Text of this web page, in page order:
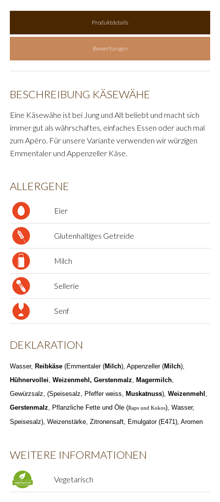
Produktdetails
Bewertungen
BESCHREIBUNG KÄSEWÄHE
Eine Käsewähe ist bei Jung und Alt beliebt und macht sich
immer gut als währschaftes, einfaches Essen oder auch mal
zum Apéro. Für unsere Variante verwenden wir würzigen
Emmentaler und Appenzeller Käse.
ALLERGENE
Eier
Glutenhaltiges Getreide
Milch
Sellerie
Senf
DEKLARATION
Wasser, Reibkäse (Emmentaler (Milch), Appenzeller (Milch),
Hühnervollei, Weizenmehl, Gerstenmalz, Magermilch,
Gewürzsalz, (Speisesalz, Pfeffer weiss, Muskatnuss), Weizenmehl ,
Gerstenmalz, Pflanzliche Fette und Öle (Raps und Kokos), Wasser,
Speisesalz), Weizenstärke, Zitronensaft, Emulgator (E471), Aromen
WEITERE INFORMATIONEN
Vegetarisch